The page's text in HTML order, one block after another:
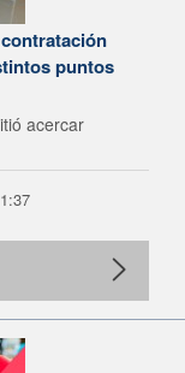
puntos
acercar